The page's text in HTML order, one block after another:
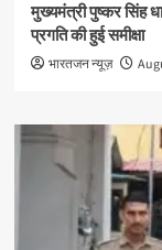
मुख्यमंत्री पुष्कर सिंह
प्रगति की हुई समीक्षा
भारतजन न्यूज़